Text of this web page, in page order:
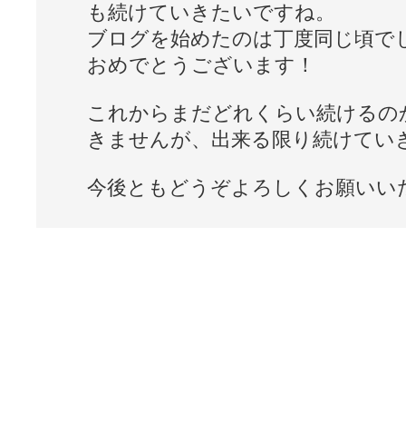
も続けていきたいですね。
ブログを始めたのは丁度同じ頃で
おめでとうございます！
これからまだどれくらい続けるの
きませんが、出来る限り続けてい
今後ともどうぞよろしくお願いい